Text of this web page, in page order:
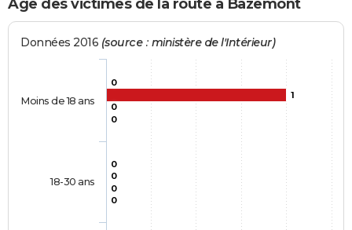
Age des victimes de la route à Bazemont
Données 2016 (source : ministère de l'Intérieur)
0
0
1
0
0
0
0
0
Moins de 18 ans
18-30 ans